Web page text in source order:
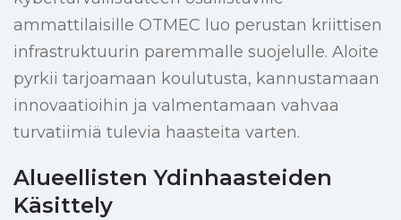
ammattilaisille OTMEC luo perustan kriittisen
infrastruktuurin paremmalle suojelulle. Aloite
pyrkii tarjoamaan koulutusta, kannustamaan
innovaatioihin ja valmentamaan vahvaa
turvatiimiä tulevia haasteita varten.
Alueellisten Ydinhaasteiden
Käsittely